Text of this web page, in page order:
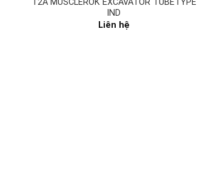
T2A MUSCLEROK EXCAVATOR TUBETYPE
IND
Liên hệ